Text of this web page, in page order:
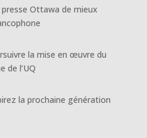
presse Ottawa de mieux
la mise en œuvre du
de l’UQ
la prochaine génération